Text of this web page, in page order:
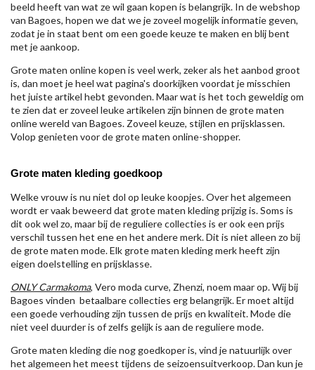
beeld heeft van wat ze wil gaan kopen is belangrijk. In de webshop
van Bagoes, hopen we dat we je zoveel mogelijk informatie geven,
zodat je in staat bent om een goede keuze te maken en blij bent
met je aankoop.
Grote maten online kopen is veel werk, zeker als het aanbod groot
is, dan moet je heel wat pagina's doorkijken voordat je misschien
het juiste artikel hebt gevonden. Maar wat is het toch geweldig om
te zien dat er zoveel leuke artikelen zijn binnen de grote maten
online wereld van Bagoes. Zoveel keuze, stijlen en prijsklassen.
Volop genieten voor de grote maten online-shopper.
Grote maten kleding goedkoop
Welke vrouw is nu niet dol op leuke koopjes. Over het algemeen
wordt er vaak beweerd dat grote maten kleding prijzig is. Soms is
dit ook wel zo, maar bij de reguliere collecties is er ook een prijs
verschil tussen het ene en het andere merk. Dit is niet alleen zo bij
de grote maten mode. Elk grote maten kleding merk heeft zijn
eigen doelstelling en prijsklasse.
ONLY Carmakoma, Vero moda curve, Zhenzi, noem maar op. Wij bij
Bagoes vinden betaalbare collecties erg belangrijk. Er moet altijd
een goede verhouding zijn tussen de prijs en kwaliteit. Mode die
niet veel duurder is of zelfs gelijk is aan de reguliere mode.
Grote maten kleding die nog goedkoper is, vind je natuurlijk over
het algemeen het meest tijdens de seizoensuitverkoop. Dan kun je